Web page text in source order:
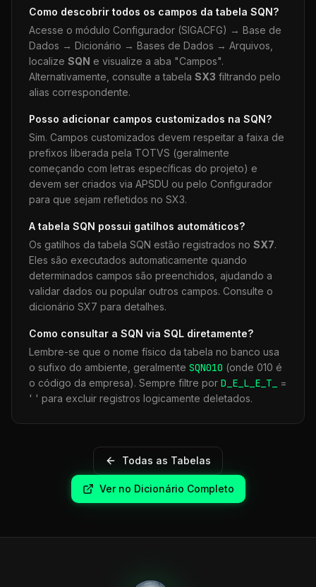
Como descobrir todos os campos da tabela SQN?
Acesse o módulo Configurador (SIGACFG) → Base de
Dados → Dicionário → Bases de Dados → Arquivos,
localize SQN e visualize a aba "Campos".
Alternativamente, consulte a tabela SX3 filtrando pelo
alias correspondente.
Posso adicionar campos customizados na SQN?
Sim. Campos customizados devem respeitar a faixa de
prefixos liberada pela TOTVS (geralmente
começando com letras específicas do projeto) e
devem ser criados via APSDU ou pelo Configurador
para que sejam refletidos no SX3.
A tabela SQN possui gatilhos automáticos?
Os gatilhos da tabela SQN estão registrados no SX7.
Eles são executados automaticamente quando
determinados campos são preenchidos, ajudando a
validar dados ou popular outros campos. Consulte o
dicionário SX7 para detalhes.
Como consultar a SQN via SQL diretamente?
Lembre-se que o nome físico da tabela no banco usa
o sufixo do ambiente, geralmente SQN010 (onde 010 é
o código da empresa). Sempre filtre por D_E_L_E_T_
=
' ' para excluir registros logicamente deletados.
Todas as Tabelas
Ver no Dicionário Completo